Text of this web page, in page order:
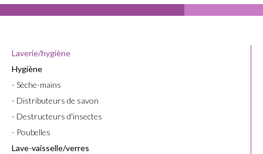
Laverie/hygiène
Hygiène
- Sèche-mains
- Distributeurs de savon
- Destructeurs d'insectes
- Poubelles
Lave-vaisselle/verres